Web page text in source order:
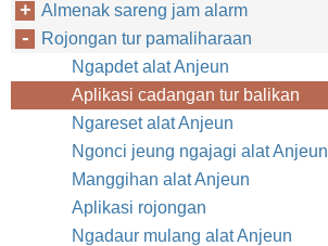
Almenak sareng jam alarm
Rojongan tur pamaliharaan
Ngapdet alat Anjeun
Aplikasi cadangan tur balikan
Ngareset alat Anjeun
Ngonci jeung ngajagi alat Anjeun
Manggihan alat Anjeun
Aplikasi rojongan
Ngadaur mulang alat Anjeun